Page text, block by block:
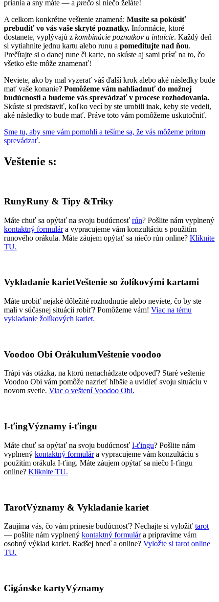
priania a sny máte — a prečo si niečo želáte!
A celkom konkrétne veštenie znamená: Musíte sa pokúsiť
prebudiť vo vás vaše skryté poznatky. Informácie, ktoré
dostanete, vyplývajú z kombinácie poznatkov a intuície. Každý deň
si vytiahnite jednu kartu alebo runu a pomeditujte nad ňou.
Prečítajte si o danej rune či karte, no skúste aj sami prísť na to, čo
všetko ešte môže znamenať!
Neviete, ako by mal vyzerať váš ďalší krok alebo aké následky bude
mať vaše konanie? Pomôžeme vám nahliadnuť do možnej
budúcnosti a budeme vás sprevádzať v procese rozhodovania.
Skúste si predstaviť, koľko vecí by ste urobili inak, keby ste vedeli,
aké následky to bude mať. Práve toto vám pomôžeme uskutočniť.
Sme tu, aby sme vám pomohli a tešíme sa, že vás môžeme pritom
sprevádzať.
Veštenie s:
RunyRuny & Tipy &Triky
Máte chuť sa opýtať na svoju budúcnosť rún? Pošlite nám vyplnený
kontaktný formulára vypracujeme vám konzultáciu s použitím
runového orákula. Máte záujem opýtať sa niečo rún online? Kliknite
TU.
Vykladanie karietVeštenie so žolíkovými kartami
Máte urobiť nejaké dôležité rozhodnutie alebo neviete, čo by ste
mali v súčasnej situácii robiť? Pomôžeme vám! Viac na tému
vykladanie žolíkových kariet.
Voodoo Obi OrákulumVeštenie voodoo
Trápi vás otázka, na ktorú nenachádzate odpoveď? Staré veštenie
Voodoo Obi vám pomôže nazrieť hlbšie a uvidieť svoju situáciu v
novom svetle. Viac o veštení Voodoo Obi.
I-ťingVýznamy i-ťingu
Máte chuť sa opýtať na svoju budúcnosť I-ťingu? Pošlite nám
vyplnený kontaktný formulára vypracujeme vám konzultáciu s
použitím orákula I-ťing. Máte záujem opýtať sa niečo I-ťingu
online? Kliknite TU.
TarotVýznamy & Vykladanie kariet
Zaujíma vás, čo vám prinesie budúcnosť? Nechajte si vyložiť tarot
— pošlite nám vyplnený kontaktný formulára pripravíme vám
osobný výklad kariet. Radšej hneď a online? Vyložte si tarot online
TU.
Cigánske kartyVýznamy